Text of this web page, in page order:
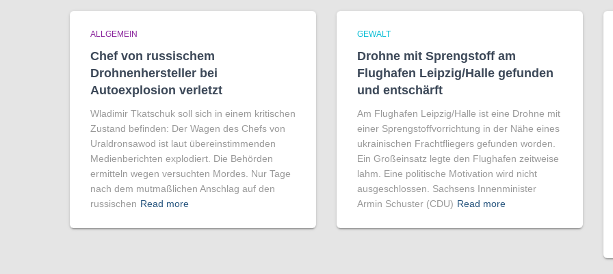
ALLGEMEIN
Chef von russischem
Drohnenhersteller bei
Autoexplosion verletzt
Wladimir Tkatschuk soll sich in einem kritischen
Zustand befinden: Der Wagen des Chefs von
Uraldronsawod ist laut übereinstimmenden
Medienberichten explodiert. Die Behörden
ermitteln wegen versuchten Mordes. Nur Tage
nach dem mutmaßlichen Anschlag auf den
russischen Read more
GEWALT
Drohne mit Sprengstoff am
Flughafen Leipzig/Halle gefunden
und entschärft
Am Flughafen Leipzig/Halle ist eine Drohne mit
einer Sprengstoffvorrichtung in der Nähe eines
ukrainischen Frachtfliegers gefunden worden.
Ein Großeinsatz legte den Flughafen zeitweise
lahm. Eine politische Motivation wird nicht
ausgeschlossen. Sachsens Innenminister
Armin Schuster (CDU) Read more